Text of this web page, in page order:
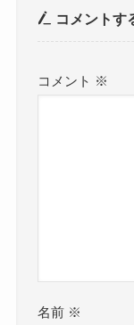
コメントす
コメント ※
名前 ※